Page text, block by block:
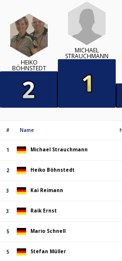
HEIKO
BÖHNSTEDT
MICHAEL
STRAUCHMANN
# Name
1 Michael Strauchmann
2 Heiko Böhnstedt
3 Kai Reimann
3 Raik Ernst
5 Mario Schnell
5 Stefan Müller